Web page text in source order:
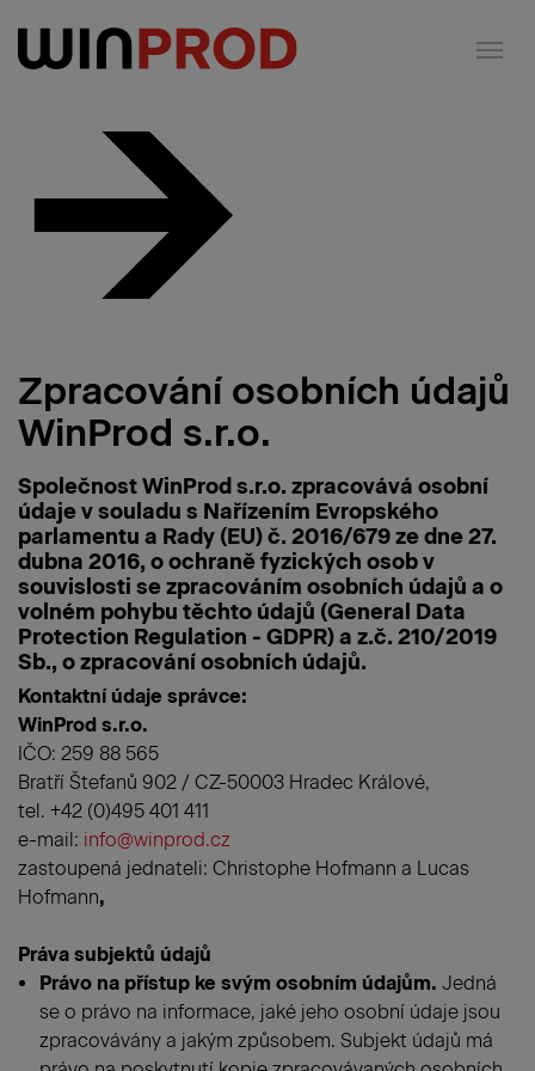
Zpracování osobních údajů
WinProd s.r.o.
Společnost WinProd s.r.o. zpracovává osobní
údaje v souladu s Nařízením Evropského
parlamentu a Rady (EU) č. 2016/679 ze dne 27.
dubna 2016, o ochraně fyzických osob v
souvislosti se zpracováním osobních údajů a o
volném pohybu těchto údajů (General Data
Protection Regulation - GDPR) a z.č. 210/2019
Sb., o zpracování osobních údajů.
Kontaktní údaje správce:
WinProd s.r.o.
IČO: 259 88 565
Bratří Štefanů 902 / CZ-50003 Hradec Králové,
tel. +42 (0)495 401 411
e-mail: info@winprod.cz
zastoupená jednateli: Christophe Hofmann a Lucas
Hofmann,
Práva subjektů údajů
Právo na přístup ke svým osobním údajům. Jedná
se o právo na informace, jaké jeho osobní údaje jsou
zpracovávány a jakým způsobem. Subjekt údajů má